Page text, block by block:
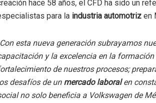
hace 58 años, el CFD ha sido un
para la industria automotriz en
Con esta nueva generación subrayamos
y la excelencia en la
de nuestros procesos;
desafíos de un mercado laboralen
no solo beneficia a Volkswagen de